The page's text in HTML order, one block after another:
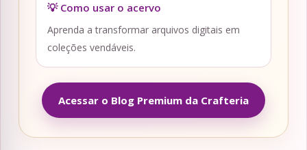
💡 Como usar o acervo
Aprenda a transformar arquivos digitais em
coleções vendáveis.
Acessar o Blog Premium da Crafteria